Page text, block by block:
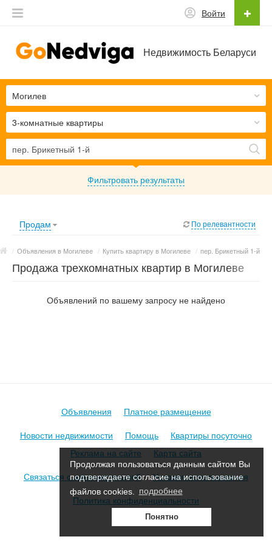
Продолжая пользоваться данным сайтом Вы
подтверждаете согласие на использование
файлов cookies.
подробнее
Понятно
Недвижимость Беларуси
Войти
3-комнатные квартиры
Могилев
Фильтровать результаты
Продам По релевантности
/ Объявления в Могилеве / Купить квартиру в Могилеве / пер. Брикетный 1-й
Продажа трехкомнатных квартир в Могилеве
Объявлений по вашему запросу не найдено
Объявления
Платное размещение
Новости недвижимости
Помощь
Квартиры посуточно
Реклама на сайте
Карта сайта
Связаться с администрацией
Условия использования
Политика конфиденциальности